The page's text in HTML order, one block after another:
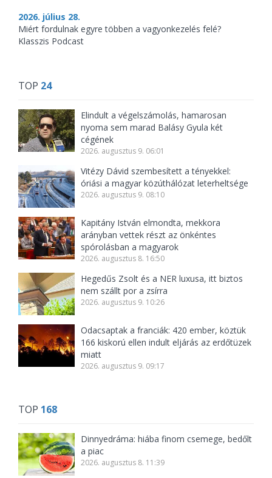
2026. július 28.
Miért fordulnak egyre többen a vagyonkezelés felé?
Klasszis Podcast
TOP 24
Elindult a végelszámolás, hamarosan
nyoma sem marad Balásy Gyula két
cégének
2026. augusztus 9. 06:01
Vitézy Dávid szembesített a tényekkel:
óriási a magyar közúthálózat leterheltsége
2026. augusztus 9. 08:10
Kapitány István elmondta, mekkora
arányban vettek részt az önkéntes
spórolásban a magyarok
2026. augusztus 8. 16:50
Hegedűs Zsolt és a NER luxusa, itt biztos
nem szállt por a zsírra
2026. augusztus 9. 10:26
Odacsaptak a franciák: 420 ember, köztük
166 kiskorú ellen indult eljárás az erdőtüzek
miatt
2026. augusztus 9. 09:17
TOP 168
Dinnyedráma: hiába finom csemege, bedőlt
a piac
2026. augusztus 8. 11:39